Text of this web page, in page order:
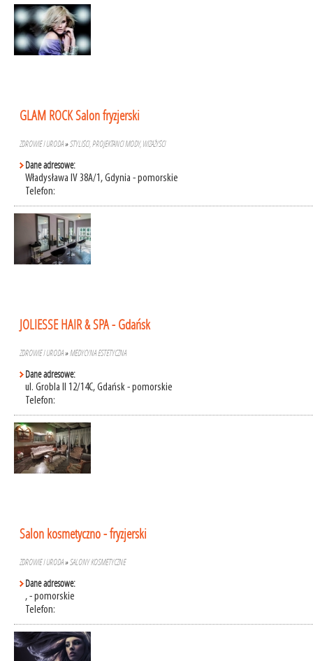
GLAM ROCK Salon fryzjerski
ZDROWIE I URODA»STYLIŚCI, PROJEKTANCI MODY, WIZAŻYŚCI
Dane adresowe:
Władysława IV 38A/1, Gdynia - pomorskie
Telefon:
JOLIESSE HAIR & SPA - Gdańsk
ZDROWIE I URODA»MEDYCYNA ESTETYCZNA
Dane adresowe:
ul. Grobla II 12/14C, Gdańsk - pomorskie
Telefon:
Salon kosmetyczno - fryzjerski
ZDROWIE I URODA»SALONY KOSMETYCZNE
Dane adresowe:
, - pomorskie
Telefon: